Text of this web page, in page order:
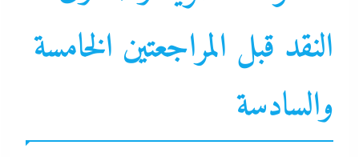
النقد قبل المراجعتين الخامسة
والسادسة
المجموعة الإقتصادية
سوشيال ميديا
نشرة الأخبار